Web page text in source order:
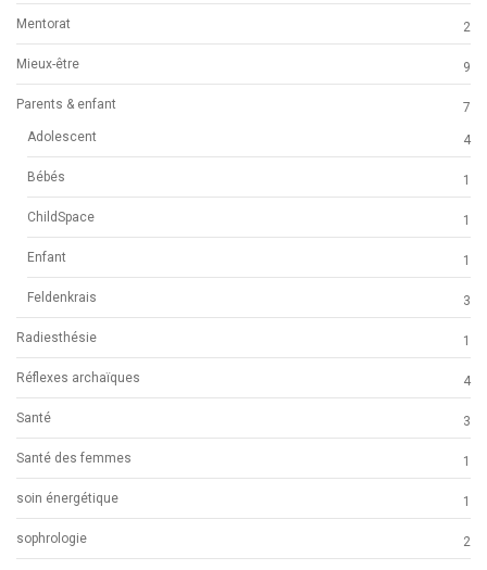
Mentorat 2
Mieux-être 9
Parents & enfant
7
Adolescent
4
Bébés 1
ChildSpace 1
Enfant 1
Feldenkrais 3
Radiesthésie 1
Réflexes archaïques 4
Santé 3
Santé des femmes 1
soin énergétique 1
sophrologie 2